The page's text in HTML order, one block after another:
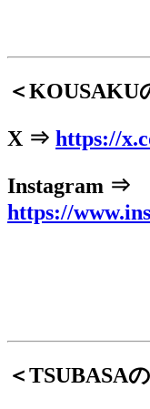
＜KOUSAKU
X ⇒ https://
Instagram ⇒
https://
＜TSUBASA